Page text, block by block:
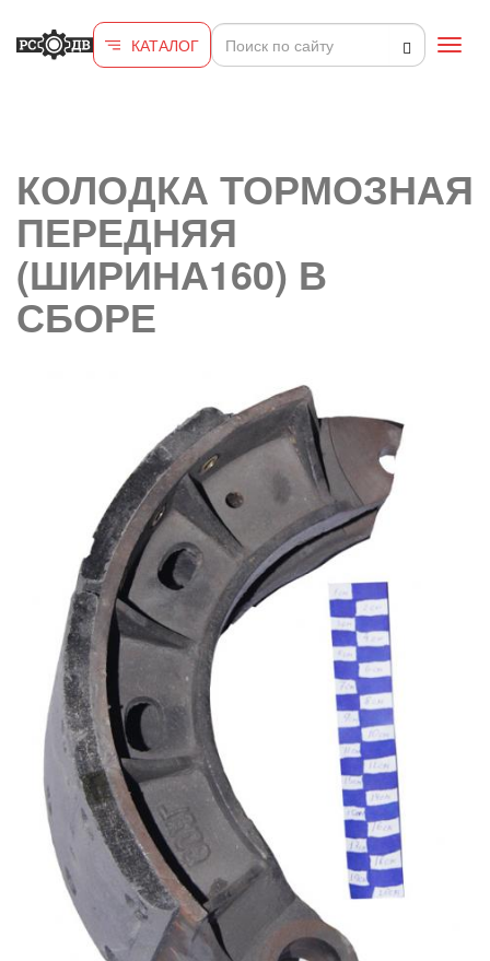
КАТАЛОГ
КОЛОДКА ТОРМОЗНАЯ
ПЕРЕДНЯЯ
(ШИРИНА160) В
СБОРЕ